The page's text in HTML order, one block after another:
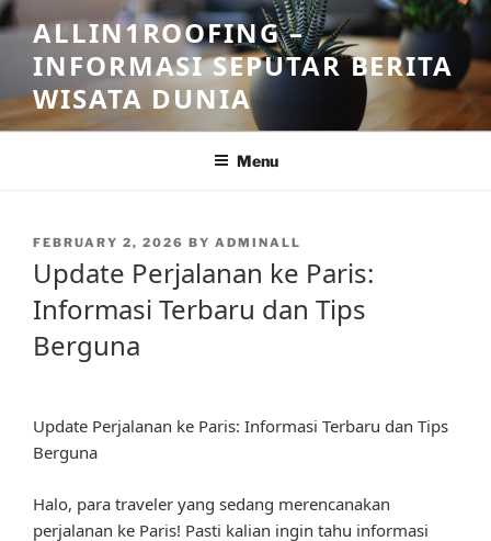
Skip
to
content
ALLIN1ROOFING –
INFORMASI SEPUTAR BERITA
WISATA DUNIA
Menu
POSTED
FEBRUARY 2, 2026 BY ADMINALL
Update Perjalanan ke Paris:
Informasi Terbaru dan Tips
Berguna
Update Perjalanan ke Paris: Informasi Terbaru dan Tips
Berguna
Halo, para traveler yang sedang merencanakan
perjalanan ke Paris! Pasti kalian ingin tahu informasi